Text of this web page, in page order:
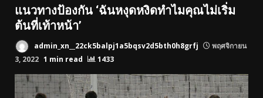
แนวทางป้องกัน ‘ฉันหงุดหงิดทำไมคุณไม่เริ่ม
ต้นที่เท้าหน้า’
admin_xn__22ck5balpj1a5bqsv2d5bth0h8grfj
พฤศจิกายน
3, 2022 1 min read 1433